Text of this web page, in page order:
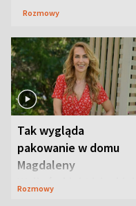
Rozmowy
Tak wygląda
pakowanie w domu
Magdaleny
Waligórskiej-Lisieckiej.
Rozmowy